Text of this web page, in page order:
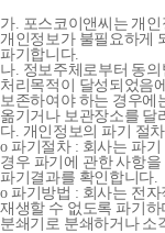
가. 포스코이앤씨는 개
개인정보가 불필요하게
파기합니다.
나. 정보주체로부터 동
처리목적이 달성되었음
보존하여야 하는 경우에
옮기거나 보관장소를 달
다. 개인정보의 파기 절
o 파기절차 : 회사는 파
경우 파기에 관한 사항
파기결과를 확인합니다.
o 파기방법 : 회사는 전
재생할 수 없도록 파기
분쇄기로 분쇄하거나 소